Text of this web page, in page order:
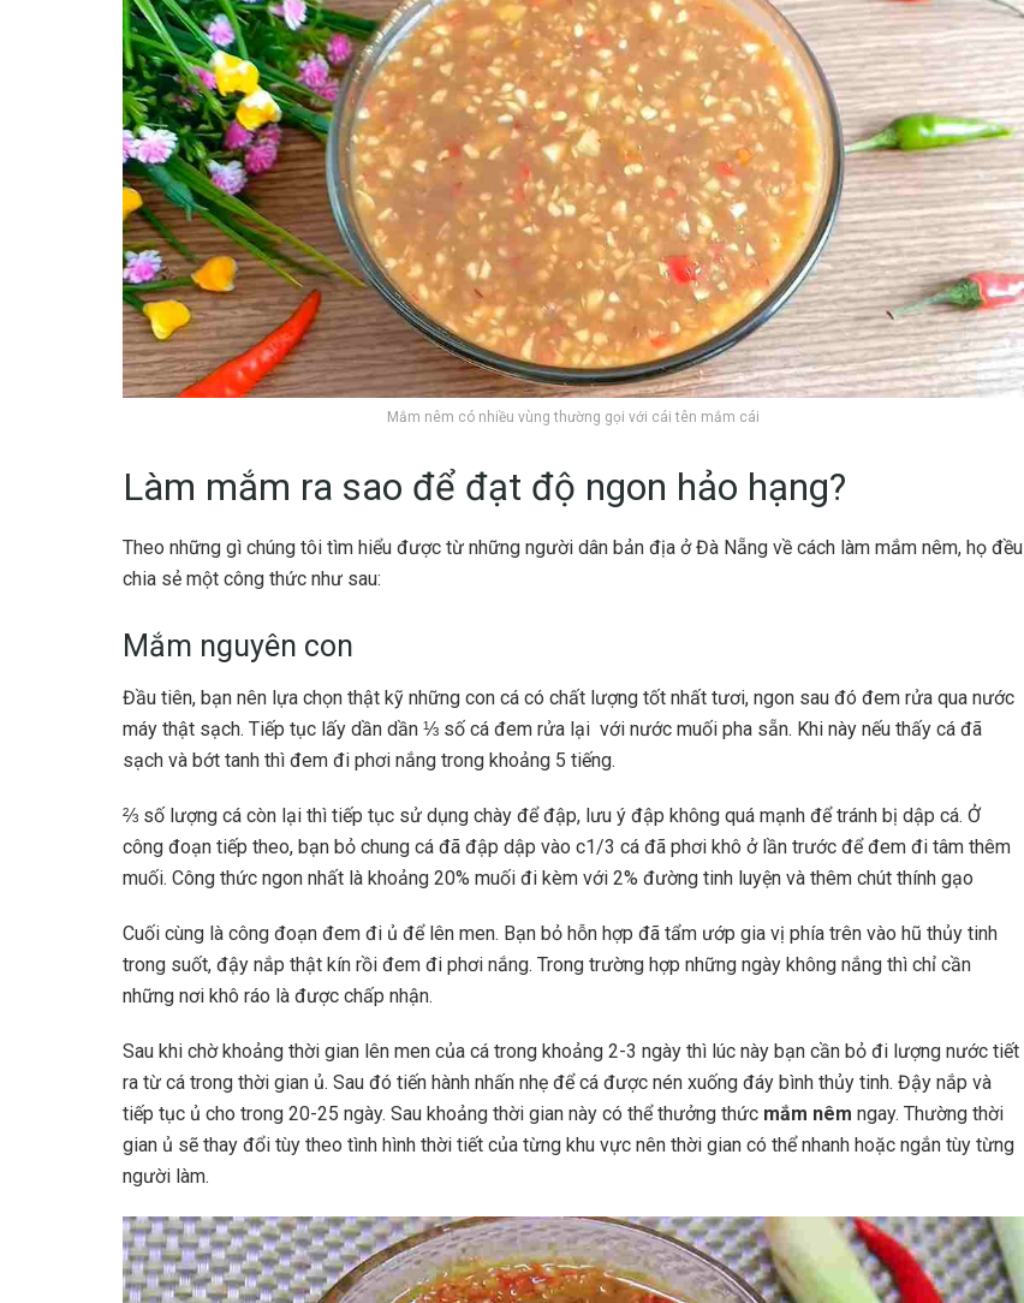
Mắm nêm có nhiều vùng thường gọi với cái tên mắm cái
Làm mắm ra sao để đạt độ ngon hảo hạng?
Theo những gì chúng tôi tìm hiểu được từ những người dân bản địa ở Đà Nẵng về cách làm mắm nêm, họ đều
chia sẻ một công thức như sau:
Mắm nguyên con
Đầu tiên, bạn nên lựa chọn thật kỹ những con cá có chất lượng tốt nhất tươi, ngon sau đó đem rửa qua nước
máy thật sạch. Tiếp tục lấy dần dần ⅓ số cá đem rửa lại với nước muối pha sẵn. Khi này nếu thấy cá đã
sạch và bớt tanh thì đem đi phơi nắng trong khoảng 5 tiếng.
⅔ số lượng cá còn lại thì tiếp tục sử dụng chày để đập, lưu ý đập không quá mạnh để tránh bị dập cá. Ở
công đoạn tiếp theo, bạn bỏ chung cá đã đập dập vào c1/3 cá đã phơi khô ở lần trước để đem đi tâm thêm
muối. Công thức ngon nhất là khoảng 20% muối đi kèm với 2% đường tinh luyện và thêm chút thính gạo
Cuối cùng là công đoạn đem đi ủ để lên men. Bạn bỏ hỗn hợp đã tẩm ướp gia vị phía trên vào hũ thủy tinh
trong suốt, đậy nắp thật kín rồi đem đi phơi nắng. Trong trường hợp những ngày không nắng thì chỉ cần
những nơi khô ráo là được chấp nhận.
Sau khi chờ khoảng thời gian lên men của cá trong khoảng 2-3 ngày thì lúc này bạn cần bỏ đi lượng nước tiết
ra từ cá trong thời gian ủ. Sau đó tiến hành nhấn nhẹ để cá được nén xuống đáy bình thủy tinh. Đậy nắp và
tiếp tục ủ cho trong 20-25 ngày. Sau khoảng thời gian này có thể thưởng thức mắm nêm ngay. Thường thời
gian ủ sẽ thay đổi tùy theo tình hình thời tiết của từng khu vực nên thời gian có thể nhanh hoặc ngắn tùy từng
người làm.